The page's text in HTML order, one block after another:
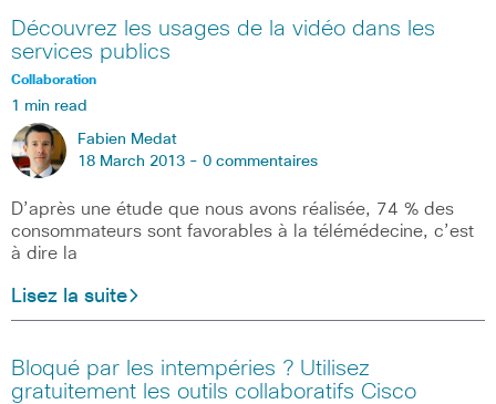
Découvrez les usages de la vidéo dans les
services publics
Collaboration
1 min read
Fabien Medat
18 March 2013 - 0 commentaires
D’après une étude que nous avons réalisée, 74 % des
consommateurs sont favorables à la télémédecine, c’est
à dire la
Lisez la suite
Bloqué par les intempéries ? Utilisez
gratuitement les outils collaboratifs Cisco